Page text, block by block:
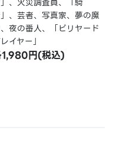
、芸者、写真家、夢の魔
夜の番人、「ビリヤード
イヤー」
円(税込)